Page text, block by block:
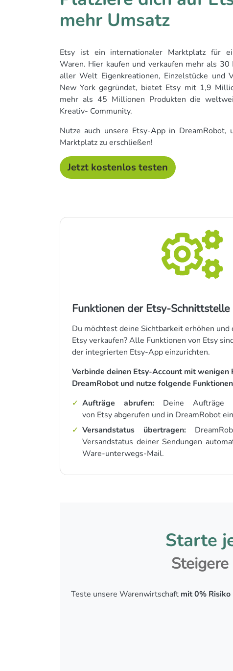
mehr Umsatz
Etsy ist ein internationaler Marktplatz für
Waren. Hier kaufen und verkaufen mehr als 30
aller Welt Eigenkreationen, Einzelstücke und
New York gegründet, bietet Etsy mit 1,9
mehr als 45 Millionen Produkten die
Kreativ- Community.
Nutze auch unsere Etsy-App in DreamRobot,
Marktplatz zu erschließen!
Jetzt kostenlos testen
Funktionen der Etsy-
Du möchtest deine Sichtbarkeit erhöhen und
Etsy verkaufen? Alle Funktionen von Etsy
der integrierten Etsy-App einzurichten.
Verbinde deinen Etsy-Account mit wenigen
DreamRobot und nutze folgende
Aufträge abrufen: Deine Aufträge
von Etsy abgerufen und in DreamRobot
Versandstatus übertragen:
Versandstatus deiner Sendungen
Ware-unterwegs-Mail.
Starte
Teste unsere Warenwirtschaft mit 0% Risiko